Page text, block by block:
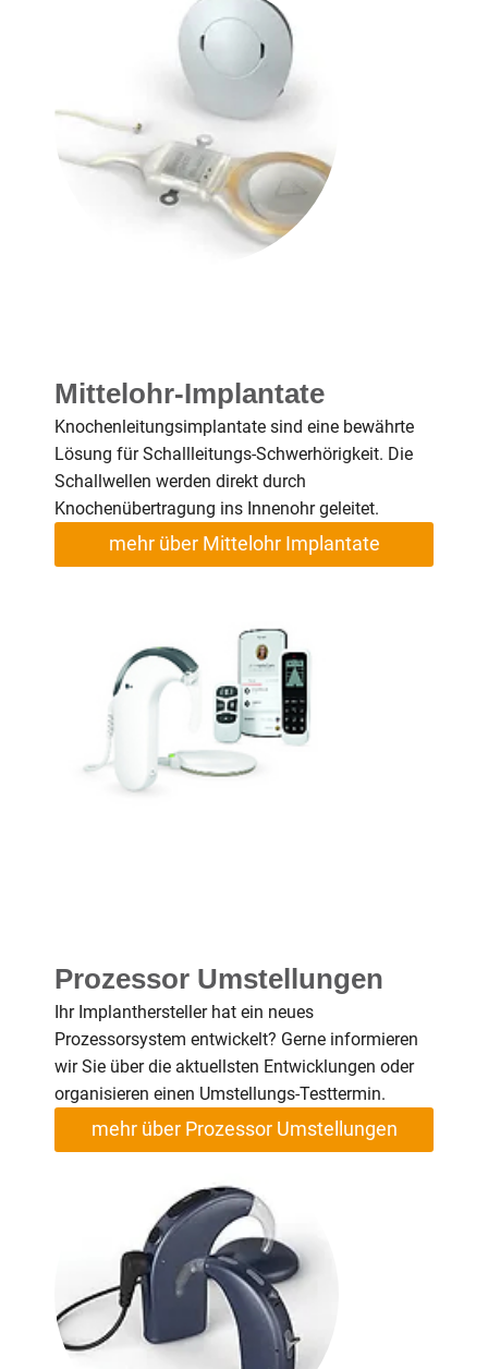
Mittelohr-Implantate
Knochenleitungsimplantate sind eine bewährte
Lösung für Schallleitungs-Schwerhörigkeit. Die
Schallwellen werden direkt durch
Knochenübertragung ins Innenohr geleitet.
mehr über Mittelohr Implantate
Prozessor Umstellungen
Ihr Implanthersteller hat ein neues
Prozessorsystem entwickelt? Gerne informieren
wir Sie über die aktuellsten Entwicklungen oder
organisieren einen Umstellungs-Testtermin.
mehr über Prozessor Umstellungen